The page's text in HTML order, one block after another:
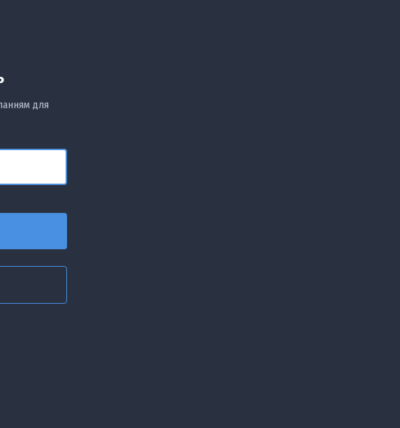
для